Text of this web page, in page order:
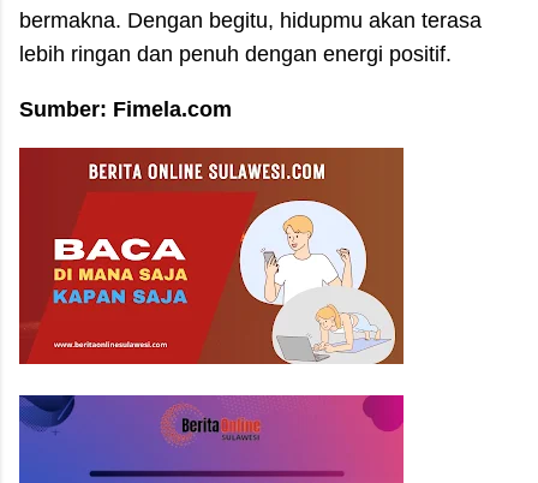
bermakna. Dengan begitu, hidupmu akan terasa
lebih ringan dan penuh dengan energi positif.
Sumber: Fimela.com